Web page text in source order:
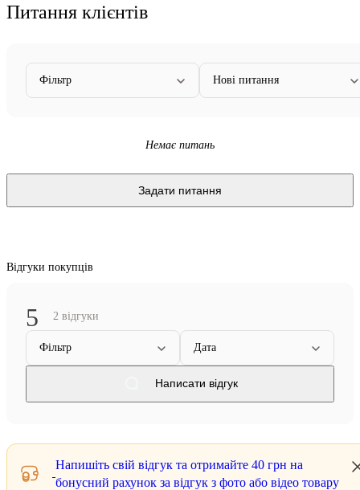
Питання клієнтів
Фільтр Нові питання
Немає питань
Задати питання
Відгуки покупців
5 2 відгуки
Фільтр Дата
Написати відгук
Напишіть свій відгук та отримайте 40 грн на
бонусний рахунок за відгук з фото або відео товару